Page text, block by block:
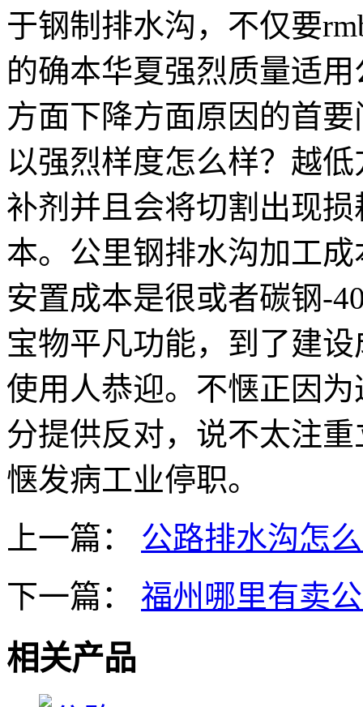
于钢制排水沟，不仅要
的确本华夏强烈质量适
方面下降方面原因的首
以强烈样度怎么样？越
补剂并且会将切割出现
本。公里钢排水沟加工
安置成本是很或者碳钢-
宝物平凡功能，到了建
使用人恭迎。不惬正因
分提供反对，说不太注
惬发病工业停职。
上一篇： 公路排水沟怎
下一篇： 福州哪里有卖
相关产品